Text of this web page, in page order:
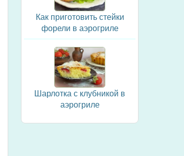
Как приготовить стейки
форели в аэрогриле
Шарлотка с клубникой в
аэрогриле